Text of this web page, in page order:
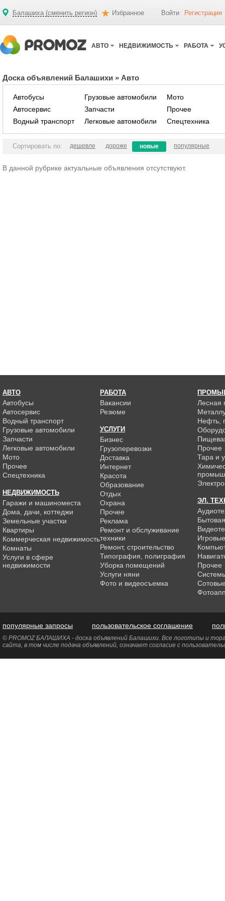
Балашиха (сменить регион) Избранное Войти Регистрация
АВТО НЕДВИЖИМОСТЬ РАБОТА
Доска объявлений Балашихи » Авто
Автобусы
Автосервис
Водный транспорт
Грузовые автомобили
Запчасти
Легковые автомобили
Мото
Прочее
Спецтехника
Сортировать по: дешевле дороже новые популярные
В данной рубрике актуальные объявления отсутствуют.
АВТО
Автобусы
Автосервис
Водный транспорт
Грузовые автомобили
Запчасти
Легковые автомобили
Мото
Прочее
Спецтехника
НЕДВИЖИМОСТЬ
Гаражи и машиноместа
Дома, дачи, коттеджи
Земельные участки
Квартиры
Коммерческая недвижимость
Комнаты
Услуги в сфере
недвижимости
РАБОТА
Вакансии
Резюме
УСЛУГИ
Бизнес
Грузоперевозки
Доставка
Интернет
Красота
Образование
Отдых
Охрана
Прочее
Реклама
Ремонт и обслуживание
техники
Ремонт, строительство
Типография, полиграфия
Уборка помещений
Услуги няни
Фото и видеосъемка
Лесная
Нефть,
Прочее
Тара и
ЭЛ.
Прочее
популярные запросы пользовательское соглашение
© PROMOZ БАЛАШИХА - доска объявлений Балашихи. Все логотипы и
сайта, в том числе подача объявлений, означает согласие с